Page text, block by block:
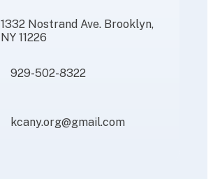
1332 Nostrand Ave. Brooklyn,
NY 11226
929-502-8322
kcany.org@gmail.com